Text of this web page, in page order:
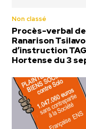
Non classé
Procès-verbal
Ranarison
d’instruction
Hortense du 3